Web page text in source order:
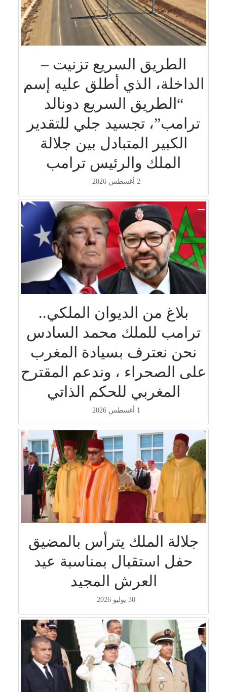
الطريق السريع تزنيت –
الداخلة، الذي أطلق عليه إسم
“الطريق السريع دونالد
ترامب”، تجسيد جلي للتقدير
الكبير المتبادل بين جلالة
الملك والرئيس ترامب
2 أغسطس 2026
بلاغ من الديوان الملكي..
ترامب للملك محمد السادس
نحن نعترف بسيادة المغرب
على الصحراء ، وندعم المقترح
المغربي للحكم الذاتي
1 أغسطس 2026
جلالة الملك يترأس بالمضيق
حفل استقبال بمناسبة عيد
العرش المجيد
30 يوليو 2026